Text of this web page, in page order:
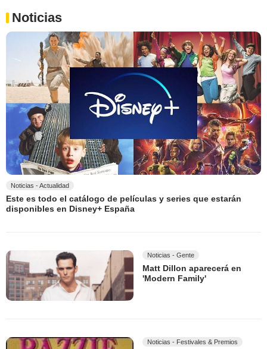
Noticias
Noticias - Actualidad
Este es todo el catálogo de películas y series que estarán
disponibles en Disney+ España
Noticias - Gente
Matt Dillon aparecerá en
'Modern Family'
Noticias - Festivales & Premios